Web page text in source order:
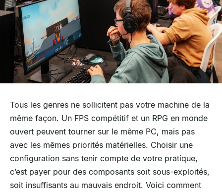
Tous les genres ne sollicitent pas votre machine de la
même façon. Un FPS compétitif et un RPG en monde
ouvert peuvent tourner sur le même PC, mais pas
avec les mêmes priorités matérielles. Choisir une
configuration sans tenir compte de votre pratique,
c’est payer pour des composants soit sous-exploités,
soit insuffisants au mauvais endroit. Voici comment